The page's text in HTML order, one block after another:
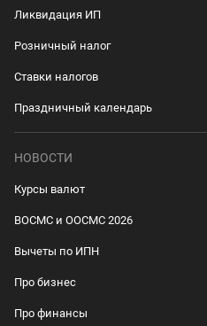
Ликвидация ИП
Розничный налог
Ставки налогов
Праздничный календарь
НОВОСТИ
Курсы валют
ВОСМС и ООСМС 2026
Вычеты по ИПН
Про бизнес
Про финансы